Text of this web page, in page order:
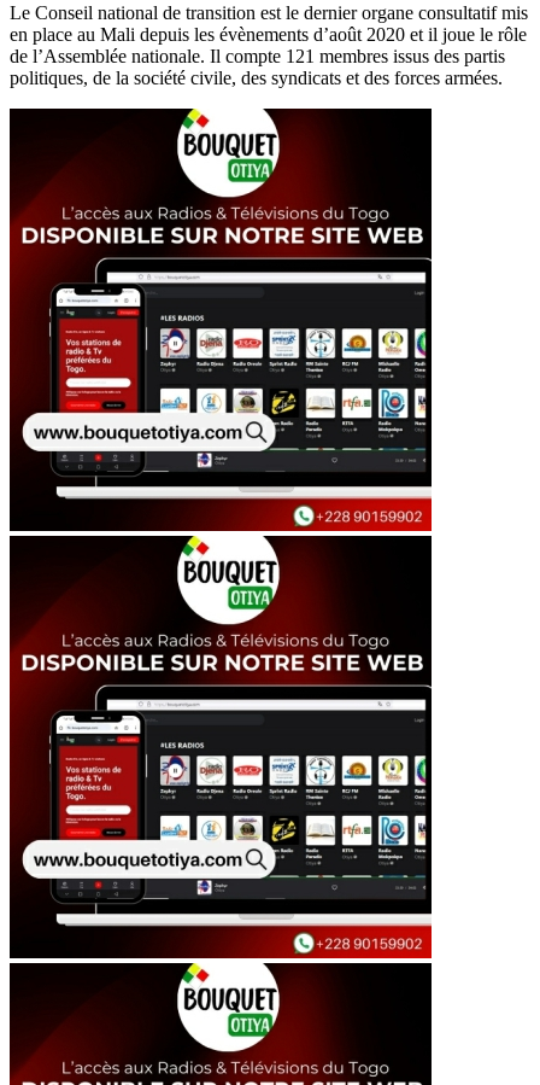
Le Conseil national de transition est le dernier organe consultatif mis
en place au Mali depuis les évènements d’août 2020 et il joue le rôle
de l’Assemblée nationale. Il compte 121 membres issus des partis
politiques, de la société civile, des syndicats et des forces armées.